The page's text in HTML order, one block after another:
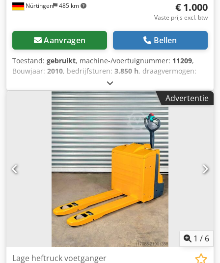
Nürtingen 485 km € 1.000
Vaste prijs excl. btw
Aanvragen Bellen
Toestand: gebruikt, machine-/voertuignummer: 11209,
Bouwjaar: 2010, bedrijfsturen: 3.850 h, draagvermogen:
, ladingzwaartepunt:600 mm
elektrisch, masttype:overig, bouwhoogte:1.300 mm,
batterijspanning:24 V, vorklengte:1.150 mm
totaalgewicht:546 kg, 5007022 Serienummer: 98014411
Cjdpexubfuefx An Ujha Specificaties batterij: 24 volt
Advertentie
1 / 6
Lage heftruck voetganger